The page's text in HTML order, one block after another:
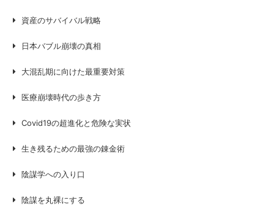
資産のサバイバル戦略
日本バブル崩壊の真相
大混乱期に向けた最重要対策
医療崩壊時代の歩き方
Covid19の超進化と危険な実状
生き残るための最強の錬金術
陰謀学への入り口
陰謀を丸裸にする